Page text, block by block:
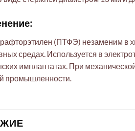
(ПТФЭ) незаменим в
средах. Используется в
имплантатах. При
промышленности.